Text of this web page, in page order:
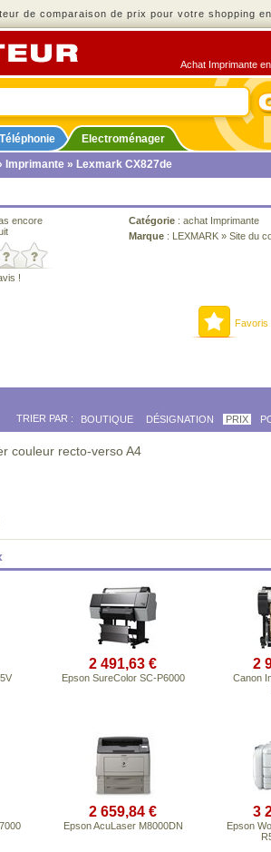
de comparaison de prix pour votre shopping en
Achat Imprimante
Electroménager
Imprimante » Lexmark CX827de
encore
!
Catégorie : achat Imprimante
Marque : LEXMARK » Site du
Favoris
TRIER PAR : BOUTIQUE DÉSIGNATION PRIX
couleur recto-verso A4
2 491,63 €
Epson SureColor SC-P6000
2
Canon
2 659,84 €
Epson AcuLaser M8000DN
3
Epson